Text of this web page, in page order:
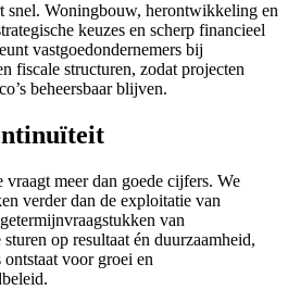
snel. Woningbouw, herontwikkeling en
keuzes en scherp financieel
vastgoedondernemers bij
fiscale structuren, zodat projecten
beheersbaar blijven.
vraagt meer dan goede cijfers. We
verder dan de exploitatie van
van
op resultaat én duurzaamheid,
ontstaat voor groei en